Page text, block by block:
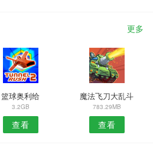
更多
篮球奥利给
3.2GB
查看
魔法飞刀大乱斗
783.29MB
查看